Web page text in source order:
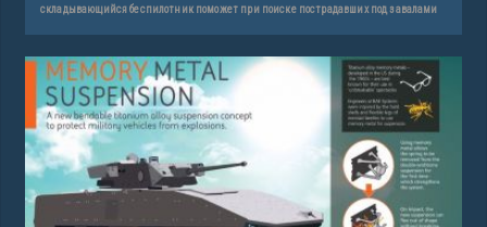
складывающийся беспилотник поможет при поиске пострадавших под завалами